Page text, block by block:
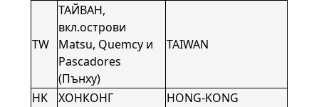
TW
ТАЙВАН,
вкл.острови
Matsu, Quemcy и
Pascadores
(Пънху)
TAIWAN
HK ХОНКОНГ
HONG-KONG